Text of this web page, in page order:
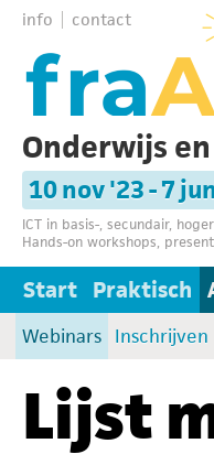
info contact
Onderwijs en
10 nov '23 - 7
ICT in basis-, secundair,
Hands-on workshops,
Start Praktisch
Webinars Inschrijven
Lijst